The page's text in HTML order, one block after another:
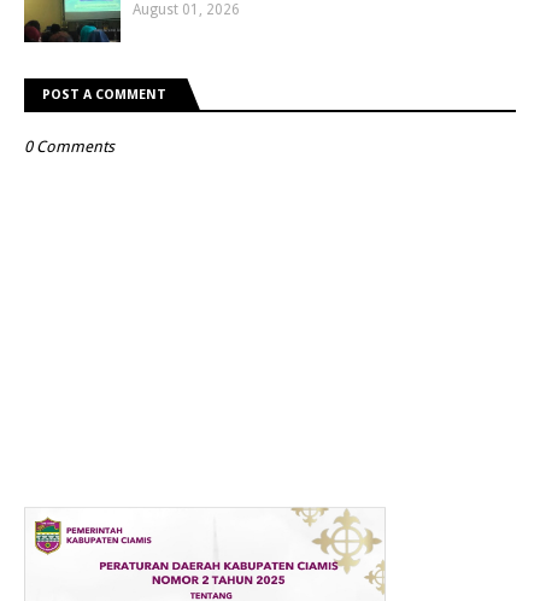
August 01, 2026
POST A COMMENT
0 Comments